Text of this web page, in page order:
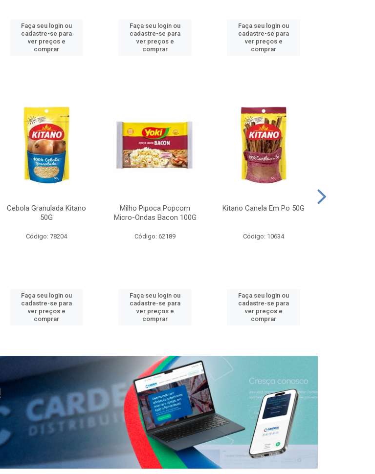
Faça seu login ou
cadastre-se para
ver preços e
comprar
Faça seu login ou
cadastre-se para
ver preços e
comprar
Faça seu login ou
cadastre-se para
ver preços e
comprar
Cebola Granulada Kitano
50G
Código: 78204
Faça seu login ou
cadastre-se para
ver preços e
comprar
Milho Pipoca Popcorn
Micro-Ondas Bacon 100G
Código: 62189
Faça seu login ou
cadastre-se para
ver preços e
comprar
Kitano Canela Em Po 50G
Código: 10634
Faça seu login ou
cadastre-se para
ver preços e
comprar